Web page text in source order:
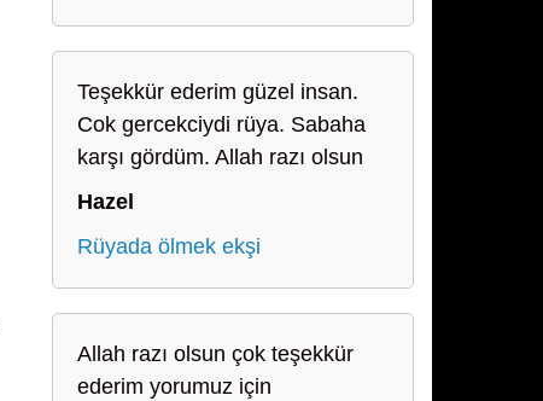
Teşekkür ederim güzel insan.
Cok gercekciydi rüya. Sabaha
karşı gördüm. Allah razı olsun
Hazel
Rüyada ölmek ekşi
Allah razı olsun çok teşekkür
ederim yorumuz için